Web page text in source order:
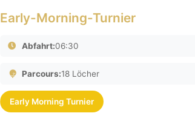
Early-Morning-Turnier
Abfahrt:06:30
Parcours:18 Löcher
Early Morning Turnier